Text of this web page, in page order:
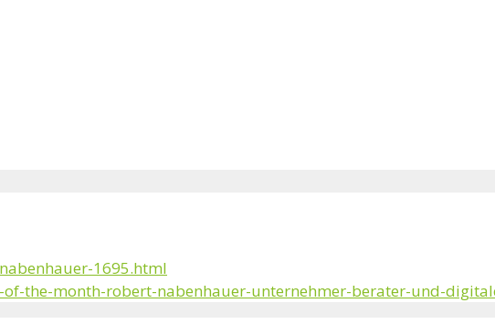
1695.html
the-month-robert-nabenhauer-unternehmer-berater-und-